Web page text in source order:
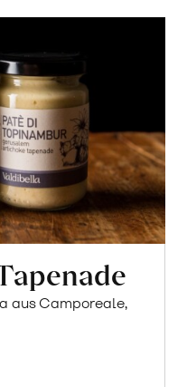
aus Camporeale,